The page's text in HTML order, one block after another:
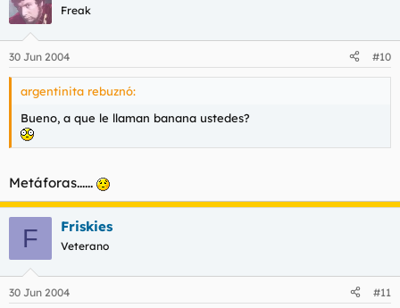
Freak
30 Jun 2004 #10
argentinita rebuznó:
Bueno, a que le llaman banana ustedes?
Metáforas......
F Friskies
Veterano
30 Jun 2004 #11